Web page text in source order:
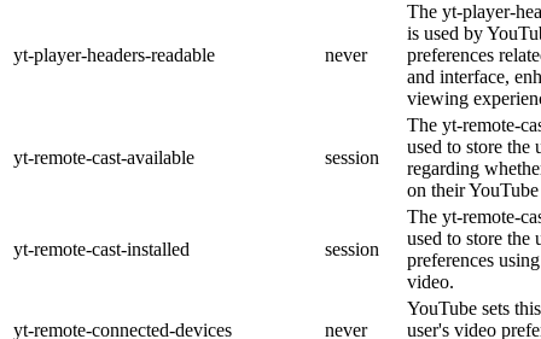
yt-player-headers-readable never
The yt-player-
is used by
preferences
and interface,
viewing
yt-remote-cast-available session
The yt-remote-
used to store the
regarding
on their
yt-remote-cast-installed session
The yt-remote-
used to store the
preferences
video.
yt-remote-connected-devices never
YouTube sets
user's video